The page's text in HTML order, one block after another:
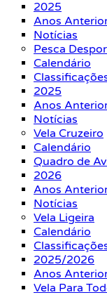
2025
Anos
Notícias
Pesca
Calendário
2025
Anos
Notícias
Vela Cruzeiro
Calendário
Quadro de
2026
Anos
Notícias
Vela Ligeira
Calendário
2025/2026
Anos
Vela Para